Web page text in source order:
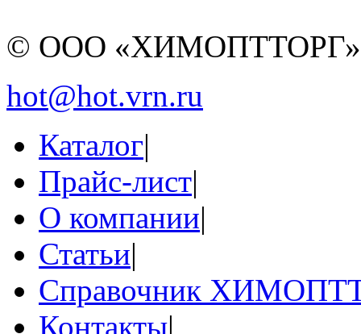
© ООО
hot@hot.vrn.ru
Каталог|
Прайс-лист|
О компании|
Статьи|
Справочник
Контакты|